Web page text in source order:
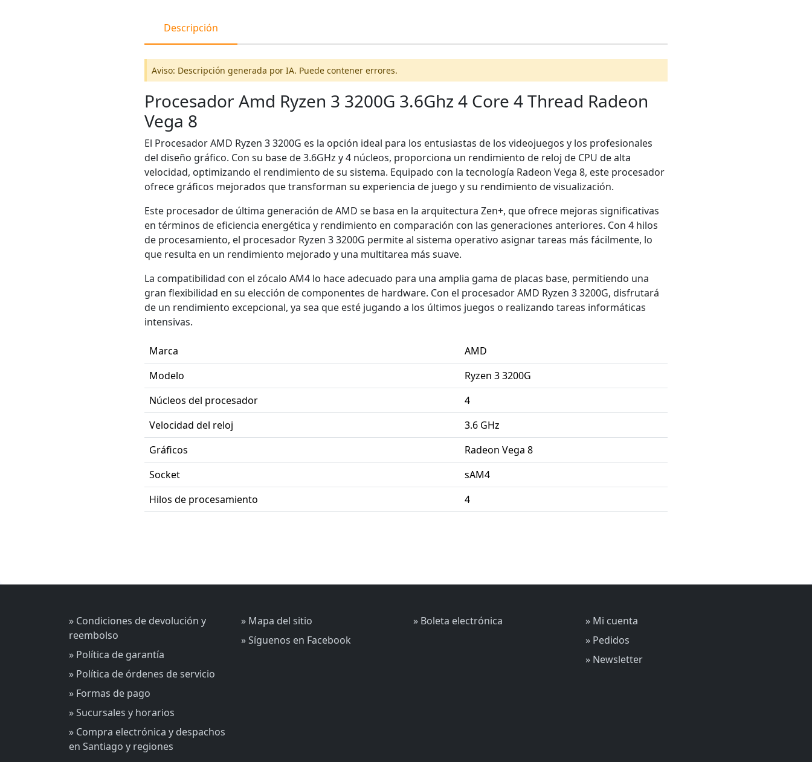
Descripción
Aviso: Descripción generada por IA. Puede contener errores.
Procesador Amd Ryzen 3 3200G 3.6Ghz 4 Core 4 Thread Radeon
Vega 8
El Procesador AMD Ryzen 3 3200G es la opción ideal para los entusiastas de los videojuegos y los profesionales
del diseño gráfico. Con su base de 3.6GHz y 4 núcleos, proporciona un rendimiento de reloj de CPU de alta
velocidad, optimizando el rendimiento de su sistema. Equipado con la tecnología Radeon Vega 8, este procesador
ofrece gráficos mejorados que transforman su experiencia de juego y su rendimiento de visualización.
Este procesador de última generación de AMD se basa en la arquitectura Zen+, que ofrece mejoras significativas
en términos de eficiencia energética y rendimiento en comparación con las generaciones anteriores. Con 4 hilos
de procesamiento, el procesador Ryzen 3 3200G permite al sistema operativo asignar tareas más fácilmente, lo
que resulta en un rendimiento mejorado y una multitarea más suave.
La compatibilidad con el zócalo AM4 lo hace adecuado para una amplia gama de placas base, permitiendo una
gran flexibilidad en su elección de componentes de hardware. Con el procesador AMD Ryzen 3 3200G, disfrutará
de un rendimiento excepcional, ya sea que esté jugando a los últimos juegos o realizando tareas informáticas
intensivas.
Marca
AMD
Modelo
Ryzen 3 3200G
Núcleos del procesador
4
Velocidad del reloj
3.6 GHz
Gráficos
Radeon Vega 8
Socket
sAM4
Hilos de procesamiento
4
» Condiciones de devolución y
reembolso
» Política de garantía
» Política de órdenes de servicio
» Formas de pago
» Sucursales y horarios
» Compra electrónica y despachos
en Santiago y regiones
» Mapa del sitio
» Síguenos en Facebook
» Boleta electrónica
» Mi cuenta
» Pedidos
» Newsletter